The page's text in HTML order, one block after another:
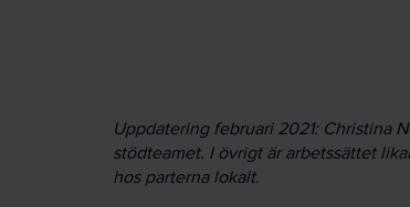
Uppdatering februari 2021: Christina
stödteamet. I övrigt är arbetssättet
hos parterna lokalt.